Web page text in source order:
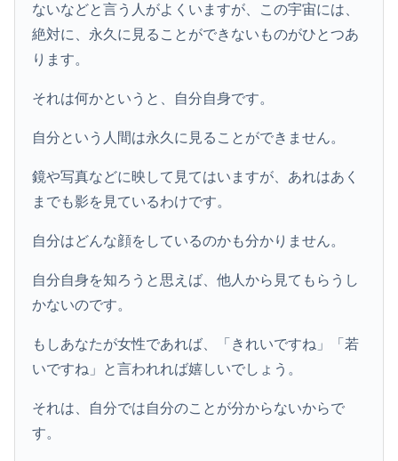
ないなどと言う人がよくいますが、この宇宙には、
絶対に、永久に見ることができないものがひとつあ
ります。
それは何かというと、自分自身です。
自分という人間は永久に見ることができません。
鏡や写真などに映して見てはいますが、あれはあく
までも影を見ているわけです。
自分はどんな顔をしているのかも分かりません。
自分自身を知ろうと思えば、他人から見てもらうし
かないのです。
もしあなたが女性であれば、「きれいですね」「若
いですね」と言われれば嬉しいでしょう。
それは、自分では自分のことが分からないからで
す。